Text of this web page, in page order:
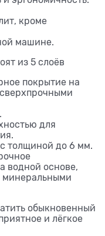
кроме
машине.
из 5 слоёв
покрытие на
для
толщиной до 6 мм.
водной основе,
минеральными
обыкновенный
и лёгкое